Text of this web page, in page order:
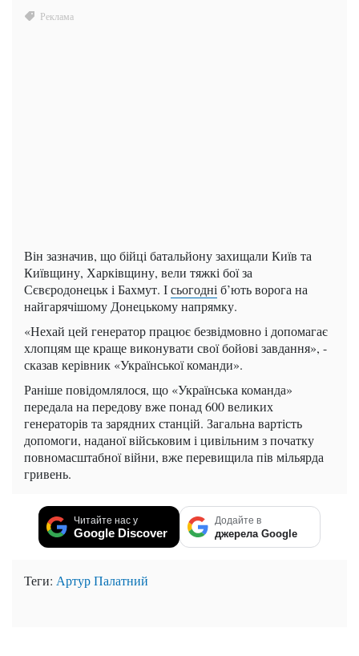
Він зазначив, що бійці батальйону захищали Київ та
Київщину, Харківщину, вели тяжкі бої за
Сєвєродонецьк і Бахмут. Ісьогодні б’ють ворога на
найгарячішому Донецькому напрямку.
«Нехай цей генератор працює безвідмовно і допомагає
хлопцям ще краще виконувати свої бойові завдання», -
сказав керівник «Української команди».
Раніше повідомлялося, що «Українська команда»
передала на передову вже понад 600 великих
генераторів та зарядних станцій. Загальна вартість
допомоги, наданої військовим і цивільним з початку
повномасштабної війни, вже перевищила пів мільярда
гривень.
Читайте нас у
Google Discover
Додайте в
джерела Google
Теги: Артур Палатний